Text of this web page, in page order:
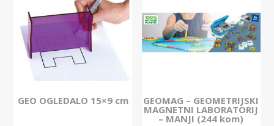
GEO OGLEDALO 15×9 cm GEOMAG – GEOMETRIJSKI
MAGNETNI LABORATORIJ
– MANJI (244 kom)